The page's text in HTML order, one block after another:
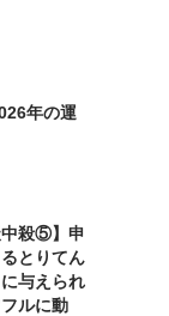
年の運
中殺⑤】申
とりてん
与えられ
ルに動